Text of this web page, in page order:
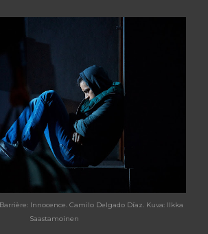
Innocence. Camilo Delgado Díaz. Kuva: Ilkka
Saastamoinen